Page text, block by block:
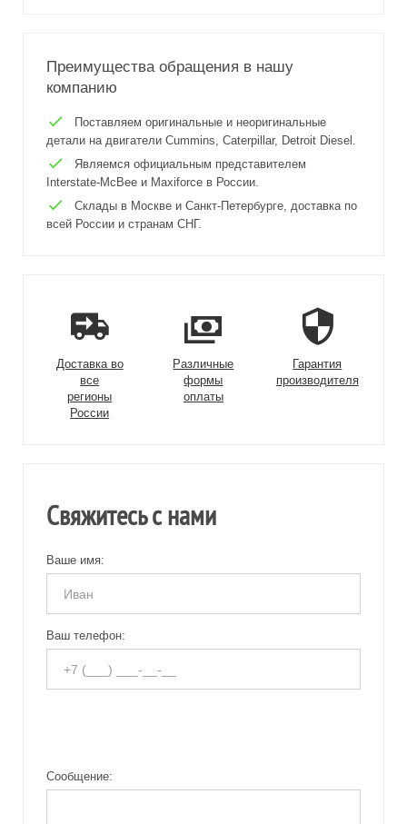
Преимущества обращения в нашу
компанию
Поставляем оригинальные и неоригинальные
детали на двигатели Cummins, Caterpillar, Detroit Diesel.
Являемся официальным представителем
Interstate-McBee и Maxiforce в России.
Склады в Москве и Санкт-Петербурге, доставка по
всей России и странам СНГ.
Доставка во
все
регионы
России
Различные
формы
оплаты
Гарантия
производителя
Свяжитесь с нами
Ваше имя:
Ваш телефон:
Сообщение: